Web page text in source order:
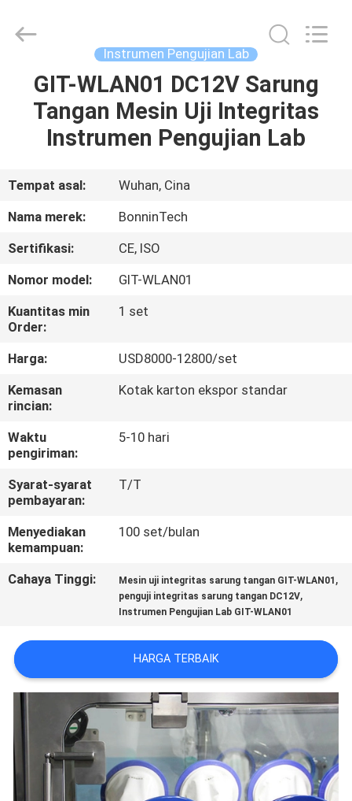
RUMAH
PRODUK
VIDEO
KAMI
TUR
PABRIK
KONTROL
KUALITAS
HUBUNGI
KAMI
PERMINTAAN
PENAWARAN
PRIVACY
POLICY
Copyright
Technology
Instrumen Pengujian Lab
GIT-WLAN01 DC12V Sarung
Tangan Mesin Uji Integritas
Instrumen Pengujian Lab
Tempat asal:
Wuhan, Cina
Nama merek:
BonninTech
Sertifikasi:
CE, ISO
Nomor model:
GIT-WLAN01
Kuantitas min
Order:
1 set
Harga:
USD8000-12800/set
Kemasan
rincian:
Kotak karton ekspor standar
Waktu
pengiriman:
5-10 hari
Syarat-syarat
pembayaran:
T/T
Menyediakan
kemampuan:
100 set/bulan
Cahaya Tinggi: Mesin uji integritas sarung tangan GIT-WLAN01 ,
penguji integritas sarung tangan DC12V,
Instrumen Pengujian Lab GIT-WLAN01
HARGA TERBAIK